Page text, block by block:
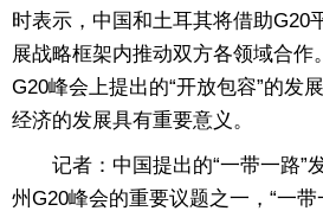
时表示，中国和土耳其将借助G20
展战略框架内推动双方各领域合作
G20峰会上提出的“开放包容”的发
经济的发展具有重要意义。
记者：中国提出的“一带一路”
州G20峰会的重要议题之一，“一带